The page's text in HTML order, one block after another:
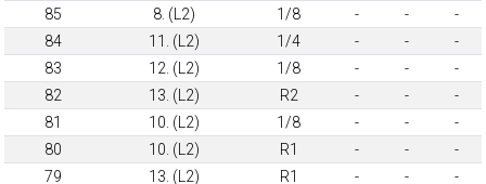
85
8. (L2) 1/8 - -
-
84
11. (L2) 1/4 - -
-
83
12. (L2) 1/8 - -
-
82
13. (L2) R2 - -
-
81
10. (L2) 1/8 - -
-
80
10. (L2) R1 - -
-
79
13. (L2) R1 - -
-